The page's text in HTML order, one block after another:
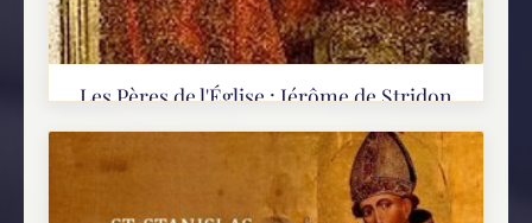
Les Pères de l'Église : Jérôme de Stridon
brillante étude à Rome et se converti vers l’âge
de 25 ans. En 383, le pape Damasse le nomma